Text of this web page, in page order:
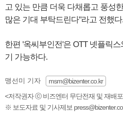
고 있는 만큼 더욱 다채롭고 풍성
많은 기대 부탁드린다"라고 전했
한편 '옥씨부인전'은 OTT 넷플릭
기 가능하다.
맹선미 기자
msm@bizenter.co.kr
<저작권자 ⓒ 비즈엔터 무단전재 및 재배
※ 보도자료 및 기사제보